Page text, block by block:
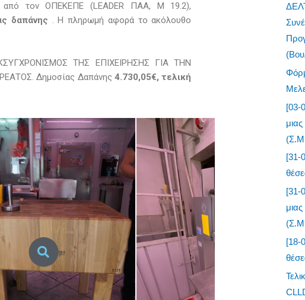
από τον ΟΠΕΚΕΠΕ (LEADER ΠΑΑ, Μ 19.2),
δαπάνης . Η πληρωμή αφορά το ακόλουθο
ΤΗΣ ΕΠΙΧΕΙΡΗΣΗΣ ΓΙΑ ΤΗΝ
Δημοσίας Δαπάνης4.730,05€, τελική
[03-
[31-
[31-
[18-